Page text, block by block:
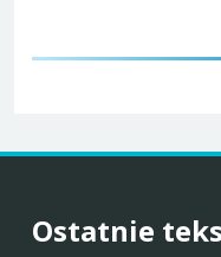
Ostatnie